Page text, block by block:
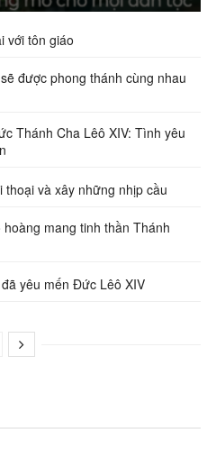
với tôn giáo
được phong thánh cùng nhau
Thánh Cha Lêô XIV: Tình yêu
và xây những nhịp cầu
mang tinh thần Thánh
yêu mến Đức Lêô XIV